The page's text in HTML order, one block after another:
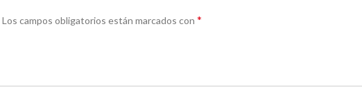
Los campos obligatorios están marcados con *